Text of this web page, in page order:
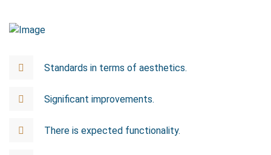
Standards in terms of aesthetics.
Significant improvements.
There is expected functionality.